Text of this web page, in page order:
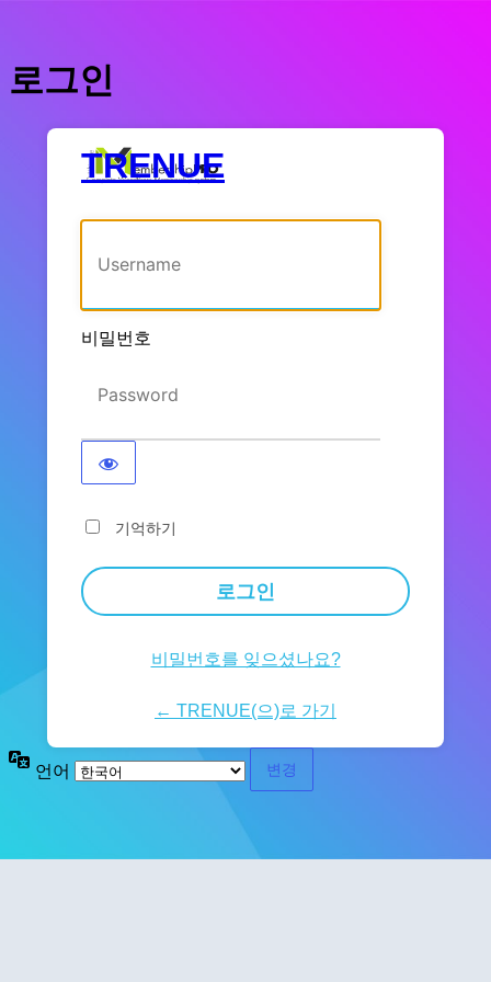
로그인
TRENUE
비밀번호
기억하기
비밀번호를 잊으셨나요?
← TRENUE(으)로 가기
언어